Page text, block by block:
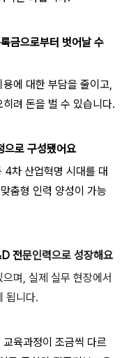
금으로부터 벗어날 수
에 대한 부담을 줄이고,
려 돈을 벌 수 있습니다.
으로 구성됐어요
4차 산업혁명 시대를 대
춤형 인력 양성이 가능
전문인력으로 성장해요
며, 실제 실무 현장에서
됩니다.
육과정이 조금씩 다르